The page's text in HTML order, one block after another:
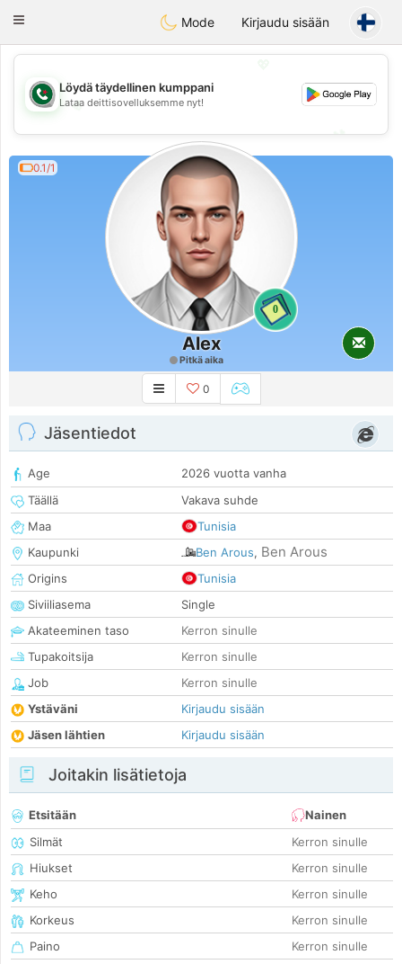
Weshrak
Toggle
Mode Kirjaudu sisään
💖
💕
💕
Löydä täydellinen kumppani
Lataa deittisovelluksemme nyt!
0.1/1
0
Alex
Pitkä aika
0
Jäsentiedot
Age
2026 vuotta vanha
Täällä
Vakava suhde
Maa
Tunisia
Kaupunki
Ben Arous, Ben Arous
Origins
Tunisia
Siviiliasema
Single
Akateeminen taso
Kerron sinulle
Tupakoitsija
Kerron sinulle
Job
Kerron sinulle
Ystäväni
Kirjaudu sisään
Jäsen lähtien
Kirjaudu sisään
Joitakin lisätietoja
Etsitään
Nainen
Silmät
Kerron sinulle
Hiukset
Kerron sinulle
Keho
Kerron sinulle
Korkeus
Kerron sinulle
Paino
Kerron sinulle